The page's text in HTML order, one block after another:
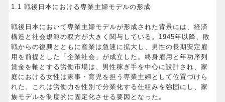
1.1 戦後日本における専業主婦モデルの形成
戦後日本において専業主婦モデルが形成された背景には、経済
構造と社会規範の双方が大きく関与している。1945年以降、敗
戦からの復興とともに産業は急速に拡大し、男性の長期安定雇
用を前提とした「企業社会」が成立した。終身雇用と年功序列
賃金を軸とする労働市場は、男性稼ぎ手を中心に設計され、家
庭における女性は家事・育児を担う専業主婦として位置づけら
れた。これは労働力を性別で分業化する仕組みを強固にし、家
族モデルを制度的に固定化させる要因となった。